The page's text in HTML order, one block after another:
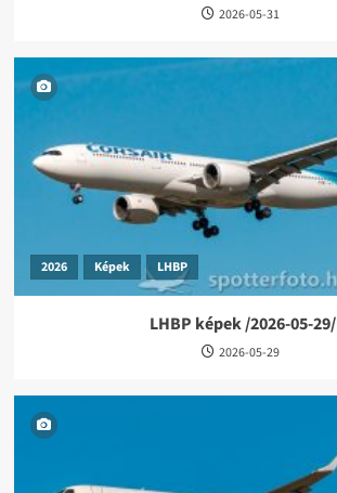
2026-05-31
2026 Képek LHBP
LHBP képek /2026-05-29/
2026-05-29